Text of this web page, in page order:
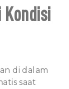
di dalam
saat